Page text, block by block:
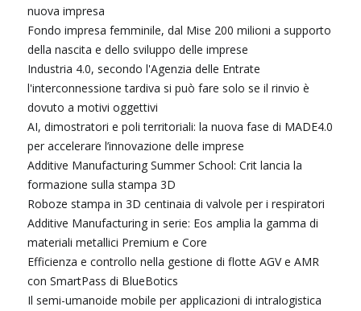
nuova impresa
Fondo impresa femminile, dal Mise 200 milioni a supporto
della nascita e dello sviluppo delle imprese
Industria 4.0, secondo l'Agenzia delle Entrate
l'interconnessione tardiva si può fare solo se il rinvio è
dovuto a motivi oggettivi
AI, dimostratori e poli territoriali: la nuova fase di MADE4.0
per accelerare l’innovazione delle imprese
Additive Manufacturing Summer School: Crit lancia la
formazione sulla stampa 3D
Roboze stampa in 3D centinaia di valvole per i respiratori
Additive Manufacturing in serie: Eos amplia la gamma di
materiali metallici Premium e Core
Efficienza e controllo nella gestione di flotte AGV e AMR
con SmartPass di BlueBotics
Il semi-umanoide mobile per applicazioni di intralogistica